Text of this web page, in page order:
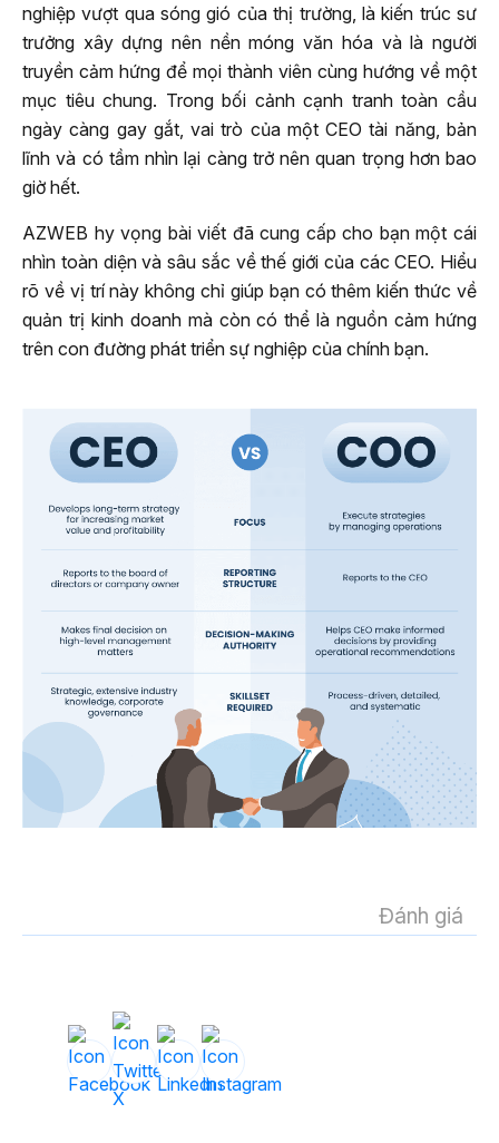
nghiệp vượt qua sóng gió của thị trường, là kiến trúc sư
trưởng xây dựng nên nền móng văn hóa và là người
truyền cảm hứng để mọi thành viên cùng hướng về một
mục tiêu chung. Trong bối cảnh cạnh tranh toàn cầu
ngày càng gay gắt, vai trò của một CEO tài năng, bản
lĩnh và có tầm nhìn lại càng trở nên quan trọng hơn bao
giờ hết.
AZWEB hy vọng bài viết đã cung cấp cho bạn một cái
nhìn toàn diện và sâu sắc về thế giới của các CEO. Hiểu
rõ về vị trí này không chỉ giúp bạn có thêm kiến thức về
quản trị kinh doanh mà còn có thể là nguồn cảm hứng
trên con đường phát triển sự nghiệp của chính bạn.
Đánh giá